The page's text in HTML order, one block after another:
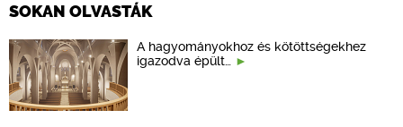
SOKAN OLVASTÁK
A hagyományokhoz és kötöttségekhez
igazodva épült…